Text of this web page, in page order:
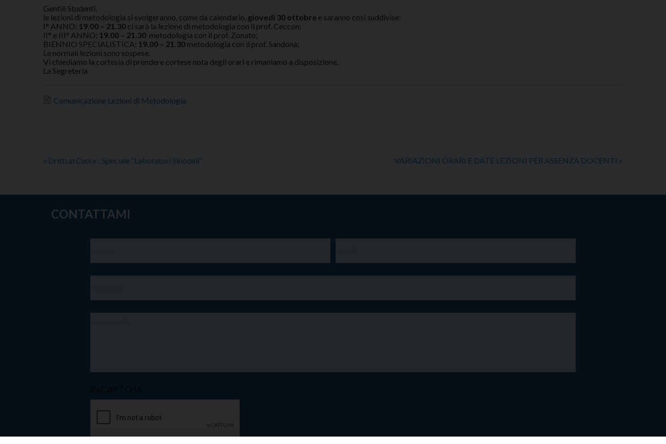
Gentili Studenti,
le lezioni di metodologia si svolgeranno, come da calendario, giovedì 30 ottobre e saranno così suddivise:
I° ANNO: 19.00 – 21.30 ci sarà la lezione di metodologia con il prof. Ceccon;
II° e III° ANNO: 19.00 – 21.30 metodologia con il prof. Zonato;
BIENNIO SPECIALISTICA: 19.00 – 21.30 metodologia con il prof. Sandonà;
Le normali lezioni sono sospese.
Vi chiediamo la cortesia di prendere cortese nota degli orari e rimaniamo a disposizione.
La Segreteria
Comunicazione Lezioni di Metodologia
« Dritti al Cuore : Speciale “Laboratori Sinodali” VARIAZIONI ORARI E DATE LEZIONI PER ASSENZA DOCENTI »
CONTATTAMI